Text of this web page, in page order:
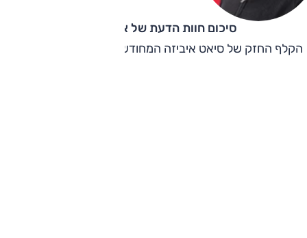
סיכום חוות הדעת של אוהד אלגוב
הקלף החזק של סיאט איביזה המחודשת הוא עדיין המחיר הזול.